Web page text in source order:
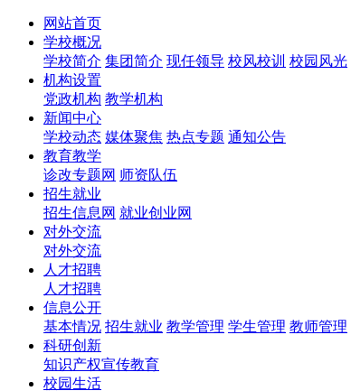
网站首页
学校概况
学校简介 集团简介 现任领导 校风校训 校园风光
机构设置
党政机构 教学机构
新闻中心
学校动态 媒体聚焦 热点专题 通知公告
教育教学
诊改专题网 师资队伍
招生就业
招生信息网 就业创业网
对外交流
对外交流
人才招聘
人才招聘
信息公开
基本情况 招生就业 教学管理 学生管理 教师管理
科研创新
知识产权宣传教育
校园生活